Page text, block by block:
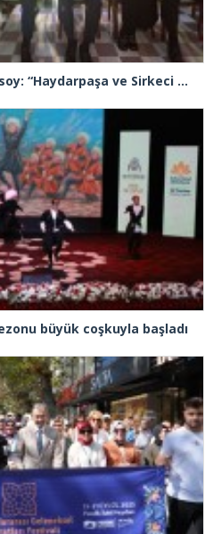
Kütür ve Turizm Bakanı Ersoy: “Haydarpaşa ve Sirkeci Garı bizlere Sultan 2. Abdülhamid’in mirası ve emaneti”
büyük coşkuyla başladı